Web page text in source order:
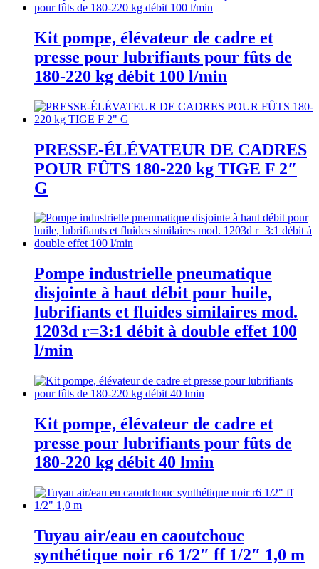
Kit pompe, élévateur de cadre et
presse pour lubrifiants pour fûts de
180-220 kg débit 100 l/min
PRESSE-ÉLÉVATEUR DE CADRES
POUR FÛTS 180-220 kg TIGE F 2″
G
Pompe industrielle pneumatique
disjointe à haut débit pour huile,
lubrifiants et fluides similaires mod.
1203d r=3:1 débit à double effet 100
l/min
Kit pompe, élévateur de cadre et
presse pour lubrifiants pour fûts de
180-220 kg débit 40 lmin
Tuyau air/eau en caoutchouc
synthétique noir r6 1/2″ ff 1/2″ 1,0 m